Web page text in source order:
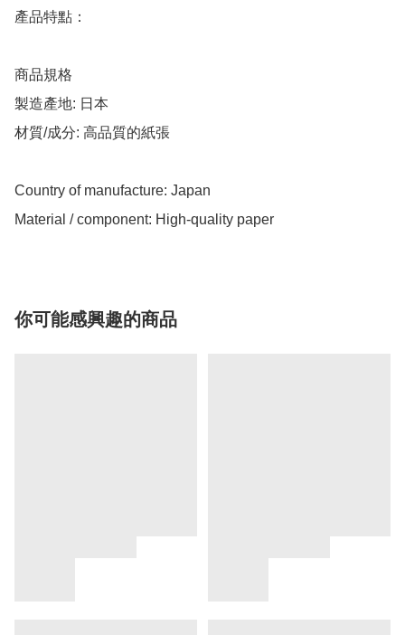
產品特點：
商品規格
製造產地: 日本
材質/成分: 高品質的紙張
Country of manufacture: Japan
Material / component: High-quality paper
你可能感興趣的商品